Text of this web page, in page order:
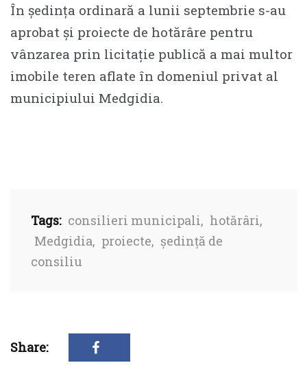
În ședința ordinară a lunii septembrie s-au
aprobat și proiecte de hotărâre pentru
vânzarea prin licitație publică a mai multor
imobile teren aflate în domeniul privat al
municipiului Medgidia.
Tags: consilieri municipali, hotărâri,
Medgidia, proiecte, ședință de
consiliu
Share: